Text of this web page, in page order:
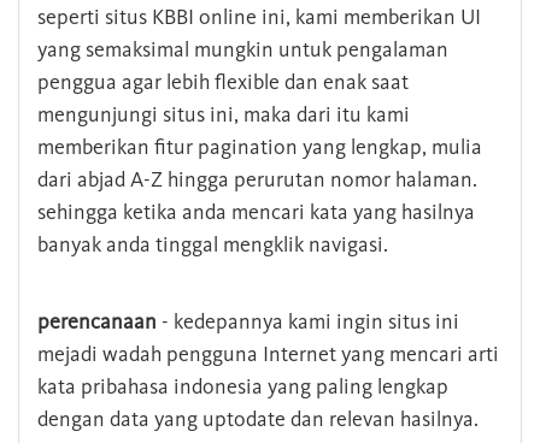
seperti situs KBBI online ini, kami memberikan UI
yang semaksimal mungkin untuk pengalaman
penggua agar lebih flexible dan enak saat
mengunjungi situs ini, maka dari itu kami
memberikan fitur pagination yang lengkap, mulia
dari abjad A-Z hingga perurutan nomor halaman.
sehingga ketika anda mencari kata yang hasilnya
banyak anda tinggal mengklik navigasi.
perencanaan - kedepannya kami ingin situs ini
mejadi wadah pengguna Internet yang mencari arti
kata pribahasa indonesia yang paling lengkap
dengan data yang uptodate dan relevan hasilnya.